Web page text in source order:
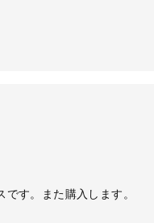
す。また購入します。